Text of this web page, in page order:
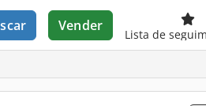
Vender
Lista de